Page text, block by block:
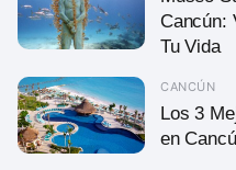
Cancún:
Tu Vida
CANCÚN
Los 3
en